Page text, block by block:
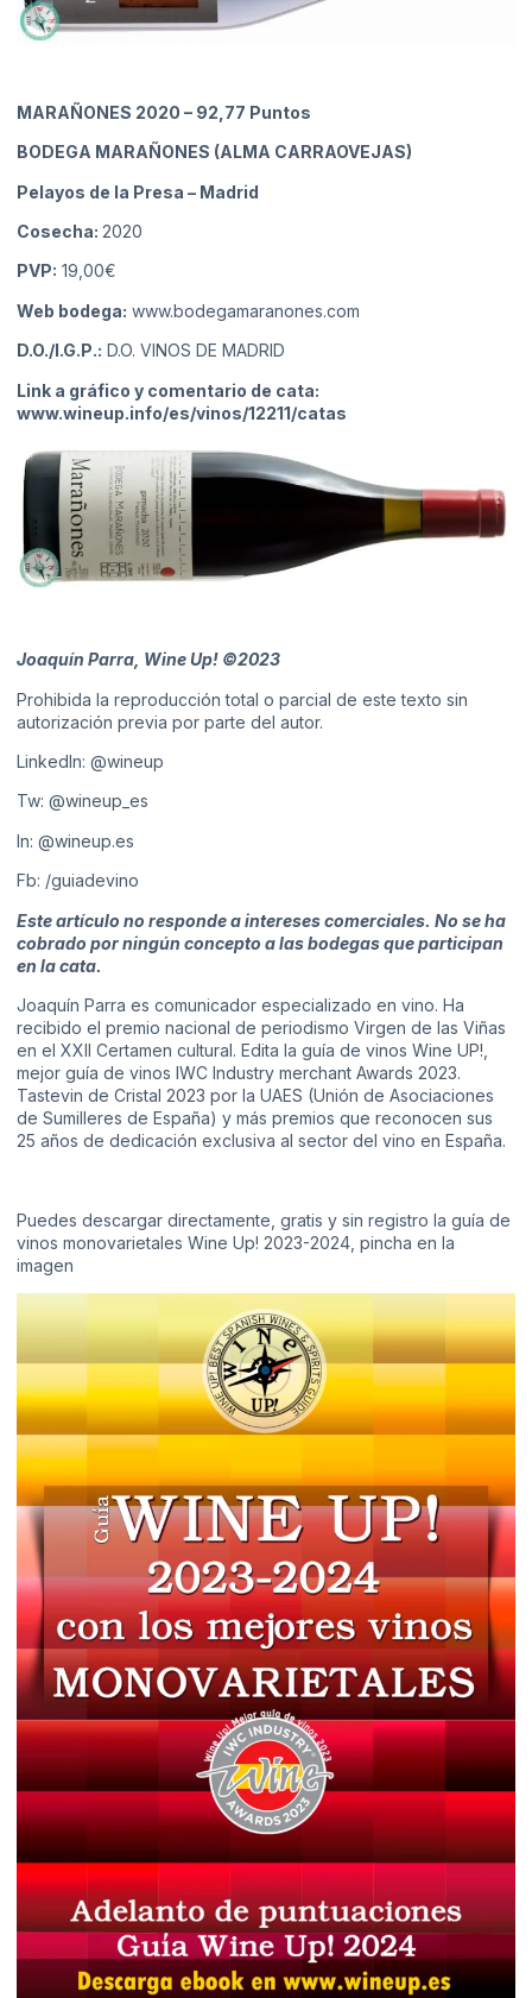
MARAÑONES 2020 – 92,77 Puntos
BODEGA MARAÑONES (ALMA CARRAOVEJAS)
Pelayos de la Presa – Madrid
Cosecha: 2020
PVP: 19,00€
Web bodega: www.bodegamaranones.com
D.O./I.G.P.: D.O. VINOS DE MADRID
Link a gráfico y comentario de cata:
www.wineup.info/es/vinos/12211/catas
Joaquín Parra, Wine Up! ©2023
Prohibida la reproducción total o parcial de este texto sin
autorización previa por parte del autor.
LinkedIn: @wineup
Tw: @wineup_es
In: @wineup.es
Fb: /guiadevino
Este artículo no responde a intereses comerciales. No se ha
cobrado por ningún concepto a las bodegas que participan
en la cata.
Joaquín Parra es comunicador especializado en vino. Ha
recibido el premio nacional de periodismo Virgen de las Viñas
en el XXII Certamen cultural. Edita la guía de vinos Wine UP!,
mejor guía de vinos IWC Industry merchant Awards 2023.
Tastevin de Cristal 2023 por la UAES (Unión de Asociaciones
de Sumilleres de España) y más premios que reconocen sus
25 años de dedicación exclusiva al sector del vino en España.
Puedes descargar directamente, gratis y sin registro la guía de
vinos monovarietales Wine Up! 2023-2024, pincha en la
imagen